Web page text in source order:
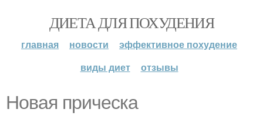
ДИЕТА ДЛЯ ПОХУДЕНИЯ
главная новости
эффективное похудение
виды диет
отзывы
Новая прическа